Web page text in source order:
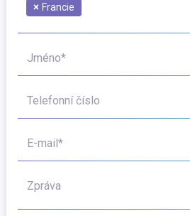
× Francie
Jméno*
Telefonní číslo
E-mail*
Zpráva